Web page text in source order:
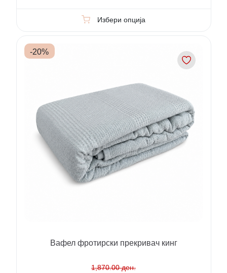
Избери опција
-20%
Вафел фротирски прекривач кинг
1,870.00 ден.